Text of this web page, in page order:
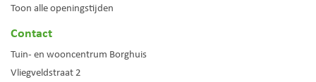
Toon alle openingstijden
Contact
Tuin- en wooncentrum Borghuis
Vliegveldstraat 2